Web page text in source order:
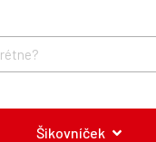
Šikovníček